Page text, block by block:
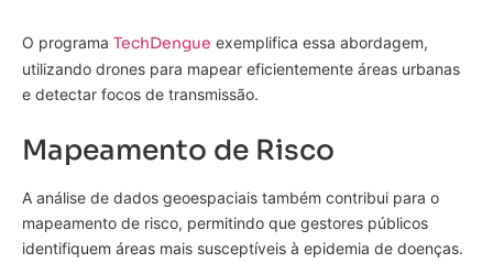
O programa TechDengue exemplifica essa abordagem,
utilizando drones para mapear eficientemente áreas urbanas
e detectar focos de transmissão.
Mapeamento de Risco
A análise de dados geoespaciais também contribui para o
mapeamento de risco, permitindo que gestores públicos
identifiquem áreas mais susceptíveis à epidemia de doenças.